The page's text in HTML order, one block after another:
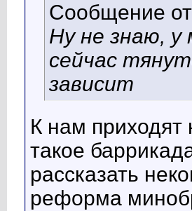
Сообщение от
Ну не знаю,
сейчас
зависит
К нам
такое
рассказать
реформа